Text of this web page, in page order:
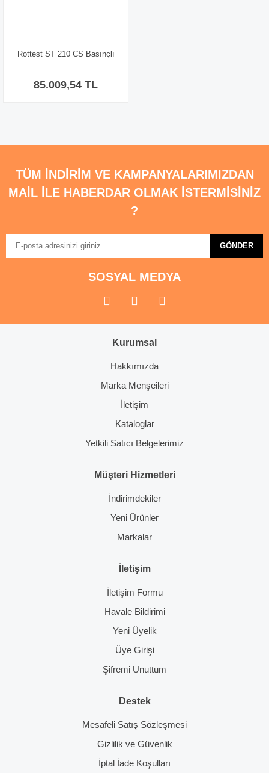
Rottest ST 210 CS Basınçlı
85.009,54 TL
TÜM İNDİRİM VE KAMPANYALARIMIZDAN
MAİL İLE HABERDAR OLMAK İSTERMİSİNİZ
?
GÖNDER
SOSYAL MEDYA
Kurumsal
Hakkımızda
Marka Menşeileri
İletişim
Kataloglar
Yetkili Satıcı Belgelerimiz
Müşteri Hizmetleri
İndirimdekiler
Yeni Ürünler
Markalar
İletişim
İletişim Formu
Havale Bildirimi
Yeni Üyelik
Üye Girişi
Şifremi Unuttum
Destek
Mesafeli Satış Sözleşmesi
Gizlilik ve Güvenlik
İptal İade Koşulları